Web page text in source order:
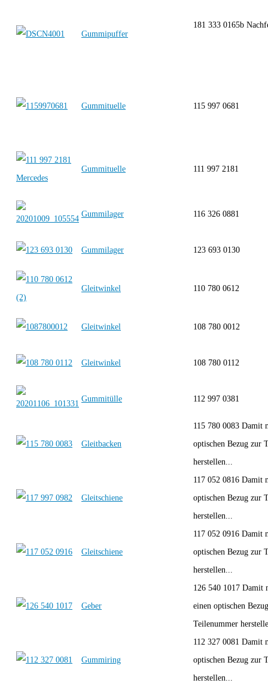
Gummipuffer
181 333 0165b
Gummituelle 115 997 0681
Gummituelle 111 997 2181
Gummilager 116 326 0881
Gummilager 123 693 0130
Gleitwinkel 110 780 0612
Gleitwinkel 108 780 0012
Gleitwinkel 108 780 0112
Gummitülle 112 997 0381
Gleitbacken
115 780 0083 Damit
optischen Bezug zur
herstellen...
Gleitschiene
117 052 0816 Damit
optischen Bezug zur
herstellen...
Gleitschiene
117 052 0916 Damit
optischen Bezug zur
herstellen...
Geber
126 540 1017 Damit
einen optischen
Teilenummer
Gummiring
112 327 0081 Damit
optischen Bezug zur
herstellen...